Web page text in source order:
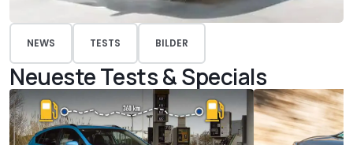
NEWS TESTS BILDER
Neueste Tests & Specials